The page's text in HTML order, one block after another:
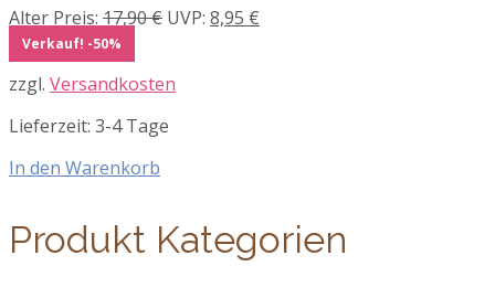
Alter Preis: 17,90€ Ursprünglicher
17,90 €
UVP: 8,95 €
Verkauf! -50%
zzgl. Versandkosten
Lieferzeit: 3-4 Tage
In den Warenkorb
Produkt Kategorien